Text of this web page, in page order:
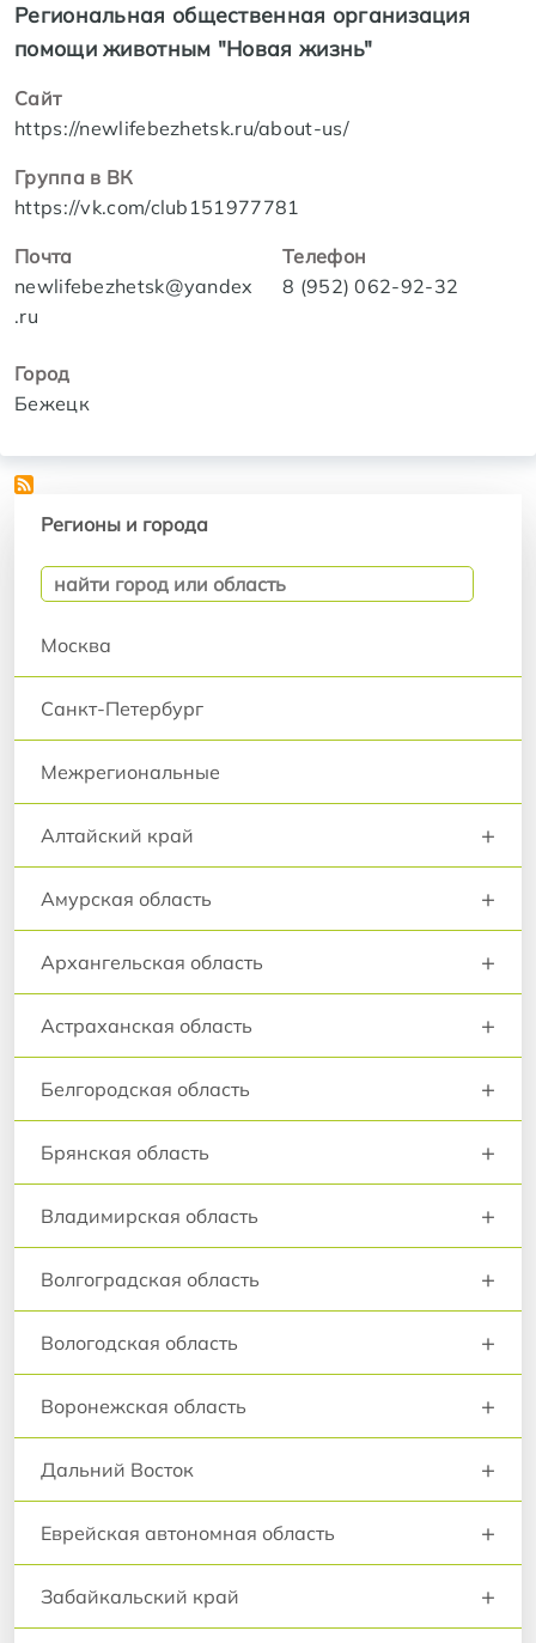
Региональная общественная организация
помощи животным "Новая жизнь"
Сайт
https://newlifebezhetsk.ru/about-us/
Группа в ВК
https://vk.com/club151977781
Почта
newlifebezhetsk@yandex
.ru
Телефон
8 (952) 062-92-32
Город
Бежецк
Регионы и города
Москва
Санкт-Петербург
Межрегиональные
Алтайский край +
Амурская область +
Архангельская область +
Астраханская область +
Белгородская область +
Брянская область +
Владимирская область +
Волгоградская область +
Вологодская область +
Воронежская область +
Дальний Восток +
Еврейская автономная область +
Забайкальский край +